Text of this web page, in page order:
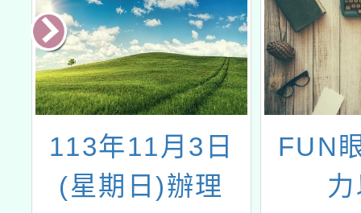
113年11月3日
(星期日)辦理
FUN